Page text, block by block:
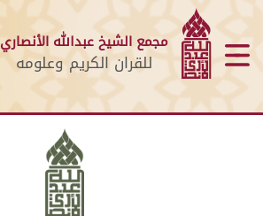
مجمع الشيخ عبدالله الأنصاري
للقران الكريم وعلومه